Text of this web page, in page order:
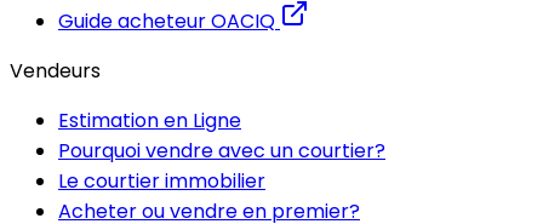
Guide acheteur OACIQ
Vendeurs
Estimation en Ligne
Pourquoi vendre avec un courtier?
Le courtier immobilier
Acheter ou vendre en premier?